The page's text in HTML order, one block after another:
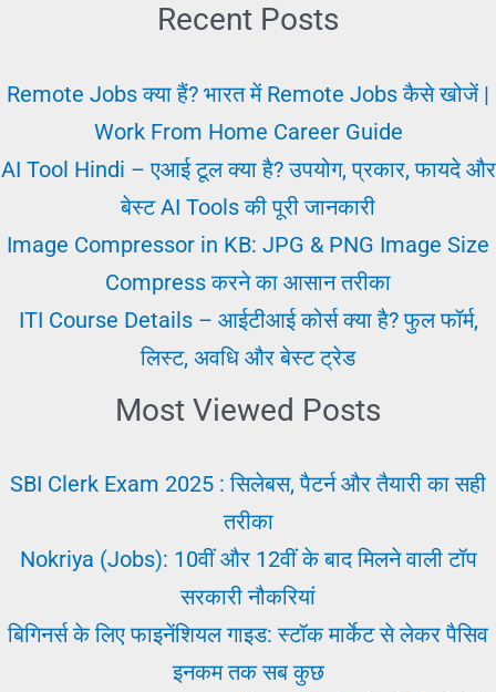
2025
पूरी
Recent Posts
Remote Jobs क्या हैं? भारत में Remote Jobs कैसे खोजें |
Work From Home Career Guide
AI Tool Hindi – एआई टूल क्या है? उपयोग, प्रकार, फायदे और
बेस्ट AI Tools की पूरी जानकारी
Image Compressor in KB: JPG & PNG Image Size
Compress करने का आसान तरीका
ITI Course Details – आईटीआई कोर्स क्या है? फुल फॉर्म,
लिस्ट, अवधि और बेस्ट ट्रेड
Most Viewed Posts
SBI Clerk Exam 2025 : सिलेबस, पैटर्न और तैयारी का सही
तरीका
Nokriya (Jobs): 10वीं और 12वीं के बाद मिलने वाली टॉप
सरकारी नौकरियां
बिगिनर्स के लिए फाइनेंशियल गाइड: स्टॉक मार्केट से लेकर पैसिव
इनकम तक सब कुछ